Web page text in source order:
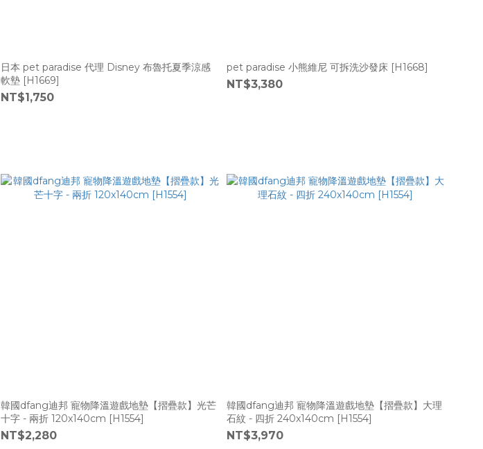
日本 pet paradise 代理 Disney 布魯托夏季涼感
軟墊 [H1669]
NT$1,750
pet paradise 小熊維尼 可拆洗沙發床 [H1668]
NT$3,380
韓國dfang迪邦 寵物降溫遊戲地墊【摺疊款】光芒
十字 - 兩折 120x140cm [H1554]
NT$2,280
韓國dfang迪邦 寵物降溫遊戲地墊【摺疊款】大理
石紋 - 四折 240x140cm [H1554]
NT$3,970